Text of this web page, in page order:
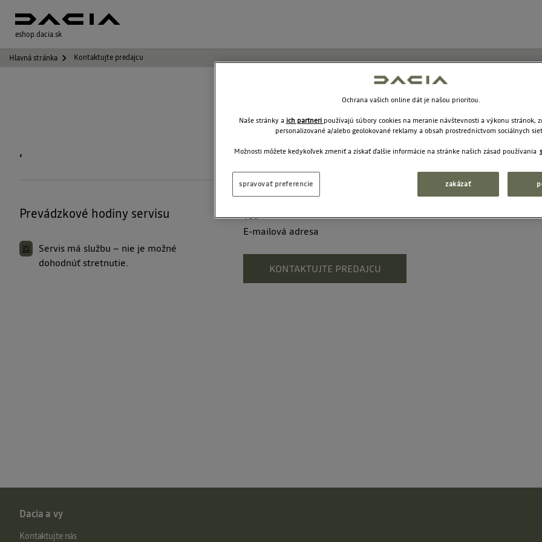
eshop.dacia.sk
Hlavná stránka Kontaktujte predajcu
,
Prevádzkové hodiny servisu
Servis má službu – nie je možné
dohodnúť stretnutie.
Tel.
E-mailová adresa
KONTAKTUJTE PREDAJCU
Dacia a vy
Kontaktujte nás
Ochrana vašich online dát je našou prioritou.
Naše stránky a ich partneri používajú súbory cookies na meranie návštevnosti a výkonu stránok,
personalizované a/alebo geolokované reklamy a obsah prostredníctvom sociálnych
Možnosti môžete kedykoľvek zmeniť a získať ďalšie informácie na stránke našich zásad používania
zakázať
spravovať preferencie